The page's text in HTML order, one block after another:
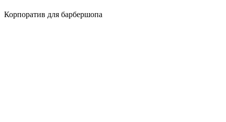
Корпоратив для барбершопа